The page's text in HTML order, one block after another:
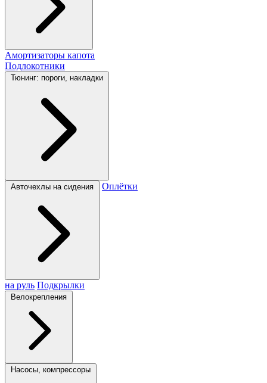
Амортизаторы капота
Подлокотники
Тюнинг: пороги, накладки
Авточехлы на сидения Оплётки
на руль Подкрылки
Велокрепления
Насосы, компрессоры